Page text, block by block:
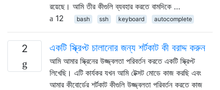
রয়েছে। আমি তীর কীগুলি ব্যবহার করতে বামদিকে …
12
bash ssh keyboard autocomplete
2 একটি স্ক্রিপ্ট চালানোর জন্য শর্টকাট কী বরাদ্দ করুন
আমি আমার স্ক্রিনের উজ্জ্বলতা পরিবর্তন করতে একটি স্ক্রিপ্ট
লিখেছি। এটি কার্যকর যখন আমি টেক্সট মোডে কাজ করছি এবং
আমার কীবোর্ডের শর্টকাট কীগুলি উজ্জ্বলতা পরিবর্তন করতে কাজ